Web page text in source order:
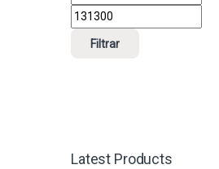
Filtrar
Latest Products